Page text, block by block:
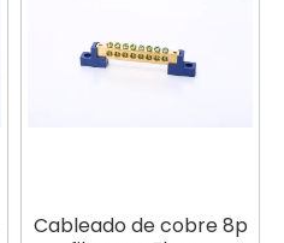
Cableado de cobre 8p